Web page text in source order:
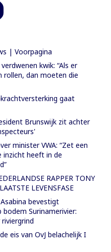
| Voorpagina
kwik: “Als er
rollen, dan moeten die
gaat
Brunswijk zit achter
minister VWA: “Zet een
inzicht heeft in de
RAPPER TONY
LEVENSFASE
bevestigt
Surinamerivier:
eis van OvJ belachelijk I